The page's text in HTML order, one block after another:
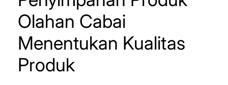
Olahan Cabai
Menentukan Kualitas
Produk